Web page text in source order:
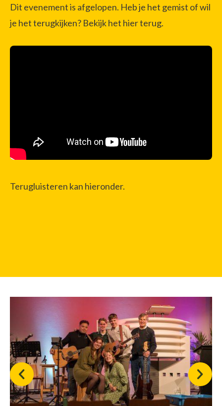
Dit evenement is afgelopen. Heb je het gemist of wil
je het terugkijken? Bekijk het hier terug.
Terugluisteren kan hieronder.